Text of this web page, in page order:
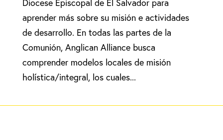
Diocese Episcopal de El Salvador para
aprender más sobre su misión e actividades
de desarrollo. En todas las partes de la
Comunión, Anglican Alliance busca
comprender modelos locales de misión
holística/integral, los cuales...